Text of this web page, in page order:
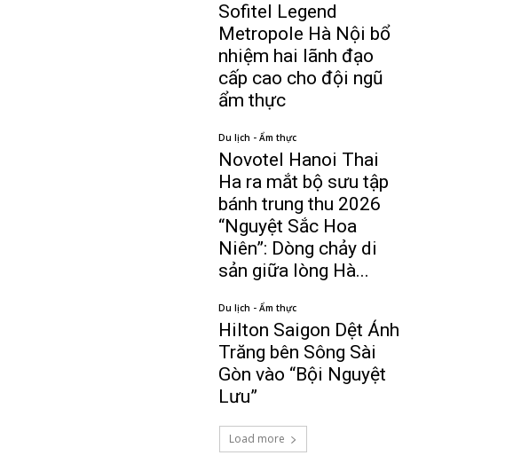
Sofitel Legend
Metropole Hà Nội bổ
nhiệm hai lãnh đạo
cấp cao cho đội ngũ
ẩm thực
Du lịch - Ẩm thực
Novotel Hanoi Thai
Ha ra mắt bộ sưu tập
bánh trung thu 2026
“Nguyệt Sắc Hoa
Niên”: Dòng chảy di
sản giữa lòng Hà...
Du lịch - Ẩm thực
Hilton Saigon Dệt Ánh
Trăng bên Sông Sài
Gòn vào “Bội Nguyệt
Lưu”
Load more